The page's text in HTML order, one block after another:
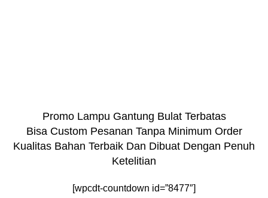
Promo Lampu Gantung Bulat Terbatas
Bisa Custom Pesanan Tanpa Minimum Order
Kualitas Bahan Terbaik Dan Dibuat Dengan Penuh
Ketelitian
[wpcdt-countdown id=”8477″]